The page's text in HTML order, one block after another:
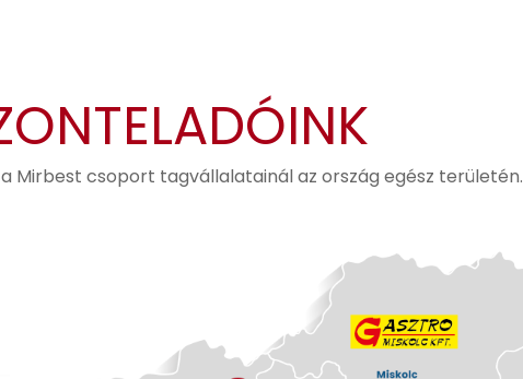
Mirbest csoport tagvállalatainál az ország egész területén.